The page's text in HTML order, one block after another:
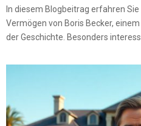
In diesem Blogbeitrag erfahren
Vermögen von Boris Becker,
der Geschichte. Besonders